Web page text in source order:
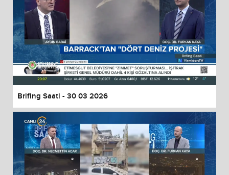
Brifing Saati - 30 03 2026